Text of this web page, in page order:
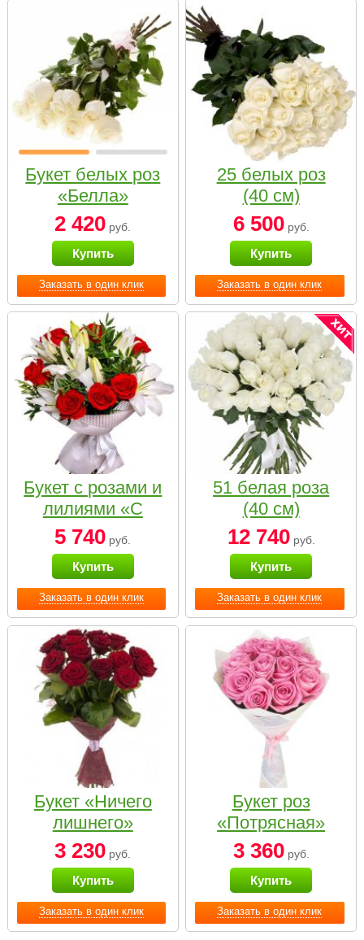
Заказать в один клик
Букет белых роз
«Белла»
2 420 руб.
Купить
Заказать в один клик
25 белых роз
(40 см)
6 500руб.
Купить
Заказать в один клик
Букет с розами и
лилиями «С
наилучшими
пожеланиями»
5 740 руб.
Купить
Заказать в один клик
51 белая роза
(40 см)
12 740руб.
Купить
Заказать в один клик
Букет «Ничего
лишнего»
3 230 руб.
Купить
Заказать в один клик
Букет роз
«Потрясная»
3 360руб.
Купить